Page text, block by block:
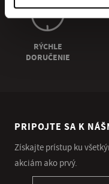
RÝCHLE
DORUČENIE
PRIPOJTE SA K
Získajte prístup ku
akciám ako prvý.